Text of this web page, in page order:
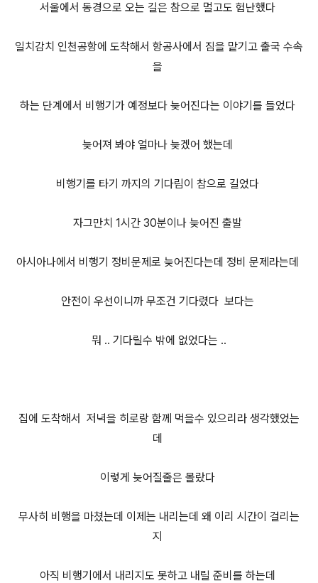
서울에서 동경으로 오는 길은 참으로 멀고도 험난했다
일치감치 인천공항에 도착해서 항공사에서 짐을 맡기고 출국 수속
을
하는 단계에서 비행기가 예정보다 늦어진다는 이야기를 들었다
늦어져 봐야 얼마나 늦겠어 했는데
비행기를 타기 까지의 기다림이 참으로 길었다
자그만치 1시간 30분이나 늦어진 출발
아시아나에서 비행기 정비문제로 늦어진다는데 정비 문제라는데
안전이 우선이니까 무조건 기다렸다 보다는
뭐 .. 기다릴수 밖에 없었다는 ..
집에 도착해서 저녁을 히로랑 함께 먹을수 있으리라 생각했었는
데
이렇게 늦어질줄은 몰랐다
무사히 비행을 마쳤는데 이제는 내리는데 왜 이리 시간이 걸리는
지
아직 비행기에서 내리지도 못하고 내릴 준비를 하는데